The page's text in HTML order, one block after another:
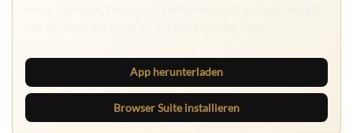
App herunterladen
Browser Suite installieren